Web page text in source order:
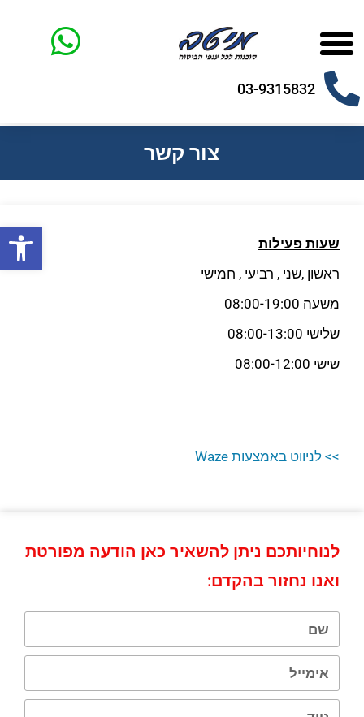
03-9315832
צור קשר
שעות פעילות
ראשון ,שני , רביעי , חמישי
משעה 08:00-19:00
שלישי 08:00-13:00
שישי 08:00-12:00
>> לניווט באמצעות Waze
לנוחיותכם ניתן להשאיר כאן הודעה מפורטת
ואנו נחזור בהקדם: